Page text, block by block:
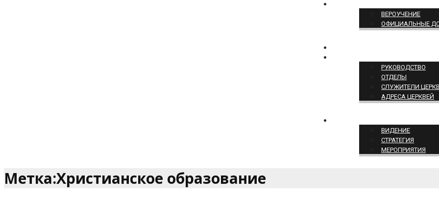
ВЕРОУЧЕНИЕ
ОФИЦИАЛЬНЫЕ
РУКОВОДСТВО
ОТДЕЛЫ
СЛУЖИТЕЛИ
АДРЕСА ЦЕРКВЕЙ
ВИДЕНИЕ
СТРАТЕГИЯ
МЕРОПРИЯТИЯ
Метка:Христианское образование